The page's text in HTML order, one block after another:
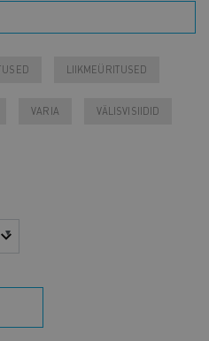
LIIKMEÜRITUSED
VARIA VÄLISVISIIDID